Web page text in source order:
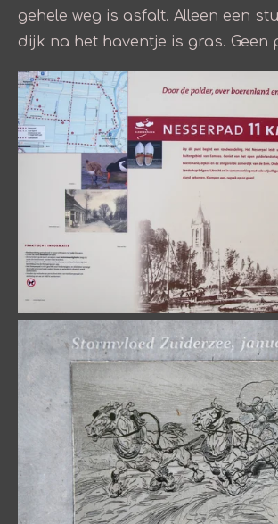
gehele weg is asfalt. Alleen een
dijk na het haventje is gras. Geen